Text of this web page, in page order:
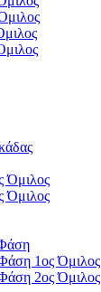
Όμιλος
Όμιλος
1ος Όμιλος
2ος Όμιλος